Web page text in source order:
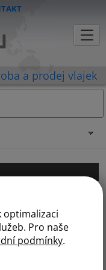
optimalizaci
Pro naše
podmínky.